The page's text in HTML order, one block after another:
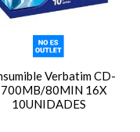
Verbatim CD-
700MB/80MIN 16X
10UNIDADES